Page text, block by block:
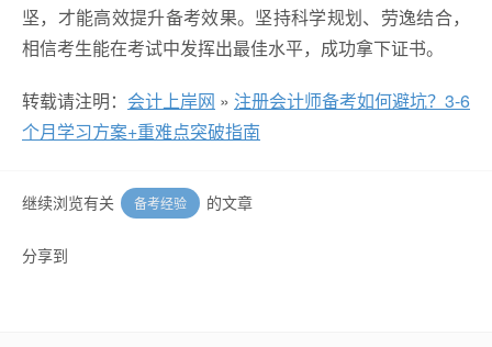
坚，才能高效提升备考效果。坚持科学规划、劳逸结合，
相信考生能在考试中发挥出最佳水平，成功拿下证书。
转载请注明： 会计上岸网 » 注册会计师备考如何避坑？3-6
个月学习方案+重难点突破指南
继续浏览有关 备考经验 的文章
分享到